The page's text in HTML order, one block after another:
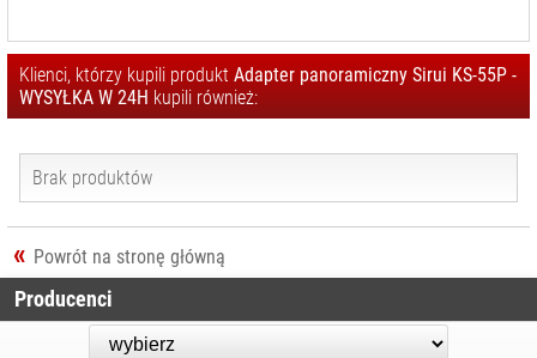
Klienci, którzy kupili produkt Adapter panoramiczny Sirui KS-55P -
WYSYŁKA W 24H kupili również:
Brak produktów
Powrót na stronę główną
STATYWÓW
POKROWCE NA
STATYWY
RAMIONA DO
RUCHOME
PODSTAWY
POZOSTAŁE
Producenci